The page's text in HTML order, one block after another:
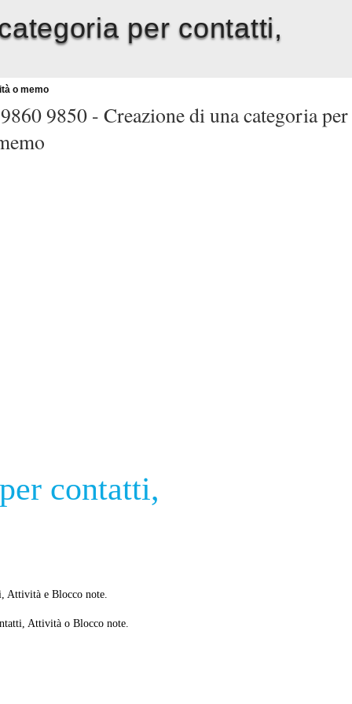
per contatti,
o memo
9850 - Creazione di una categoria per
contatti,
Attività e Blocco note.
Attività o Blocco note.